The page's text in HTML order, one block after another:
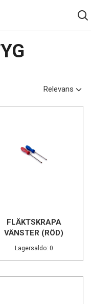
Relevans
FLÄKTSKRAPA
VÄNSTER (RÖD)
Lagersaldo: 0